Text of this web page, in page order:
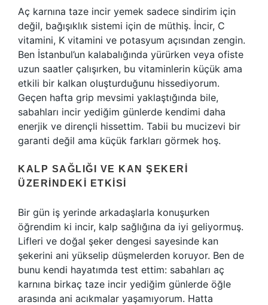
Aç karnına taze incir yemek sadece sindirim için
değil, bağışıklık sistemi için de müthiş. İncir, C
vitamini, K vitamini ve potasyum açısından zengin.
Ben İstanbul’un kalabalığında yürürken veya ofiste
uzun saatler çalışırken, bu vitaminlerin küçük ama
etkili bir kalkan oluşturduğunu hissediyorum.
Geçen hafta grip mevsimi yaklaştığında bile,
sabahları incir yediğim günlerde kendimi daha
enerjik ve dirençli hissettim. Tabii bu mucizevi bir
garanti değil ama küçük farkları görmek hoş.
KALP SAĞLIĞI VE KAN ŞEKERI
ÜZERINDEKI ETKISI
Bir gün iş yerinde arkadaşlarla konuşurken
öğrendim ki incir, kalp sağlığına da iyi geliyormuş.
Lifleri ve doğal şeker dengesi sayesinde kan
şekerini ani yükselip düşmelerden koruyor. Ben de
bunu kendi hayatımda test ettim: sabahları aç
karnına birkaç taze incir yediğim günlerde öğle
arasında ani acıkmalar yaşamıyorum. Hatta